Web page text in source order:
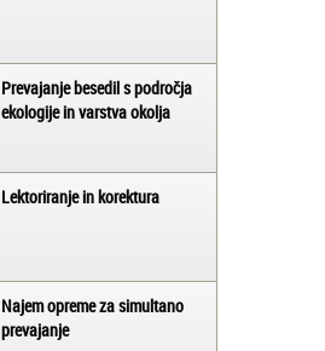
Prevajanje besedil s področja
ekologije in varstva okolja
Lektoriranje in korektura
Najem opreme za simultano
prevajanje